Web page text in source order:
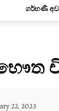
ගර්භණී
22, 2023